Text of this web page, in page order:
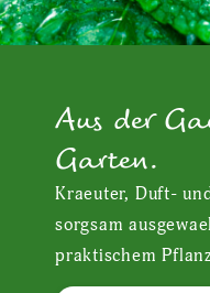
Aus der
Garten.
Kraeuter, Duft-
sorgsam
praktischem